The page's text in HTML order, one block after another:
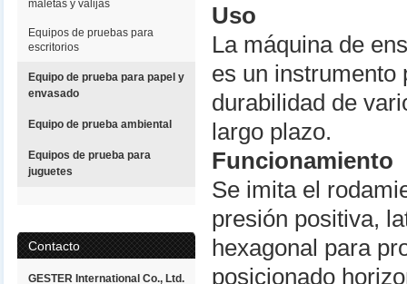
maletas y valijas
Equipos de pruebas para
escritorios
Equipo de prueba para papel y
envasado
Equipo de prueba ambiental
Equipos de prueba para
juguetes
Contacto
GESTER International Co., Ltd.
Uso
La máquina de
es un instrumento
durabilidad de
largo plazo.
Funcionamiento
Se imita el
presión positiva,
hexagonal para
posicionado